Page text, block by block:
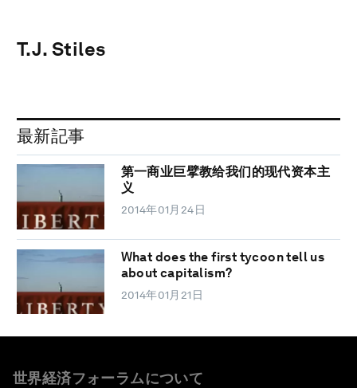
T.J. Stiles
最新記事
第一商业巨擘教给我们的现代资本主
义
2014年01月24日
What does the first tycoon tell us
about capitalism?
2014年01月21日
世界経済フォーラムについて